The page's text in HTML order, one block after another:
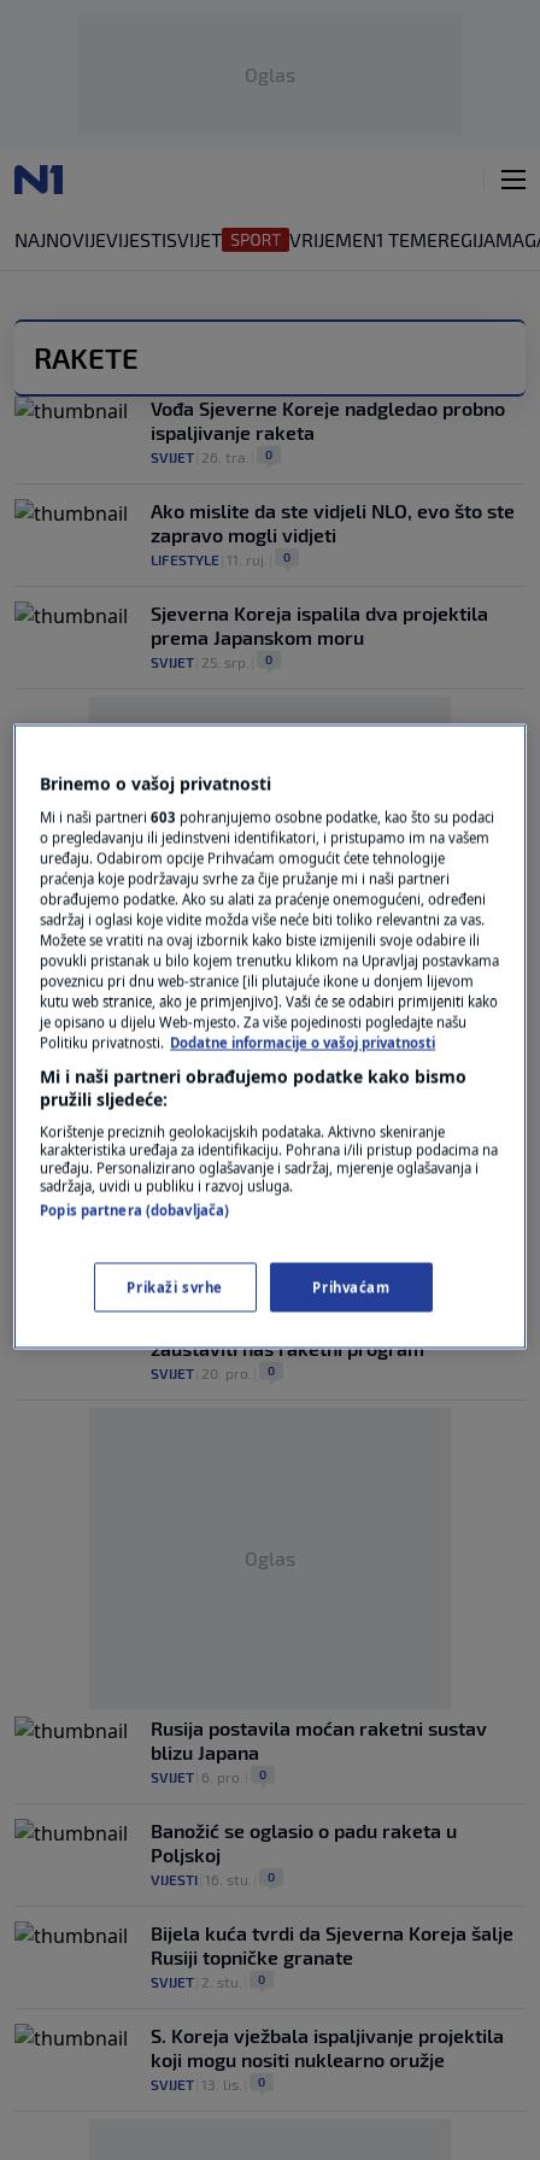
Oglas
NAJNOVIJEVIJESTISVIJET VRIJEMEN1 TEMEREGIJA
RAKETE
Vođa Sjeverne Koreje nadgledao probno
ispaljivanje raketa
SVIJET 26. tra. 0
Ako mislite da ste vidjeli NLO, evo što ste
zapravo mogli vidjeti
LIFESTYLE 11. ruj. 0
Sjeverna Koreja ispalila dva projektila
prema Japanskom moru
SVIJET 25. srp. 0
Oglas
Kinezi šalju ljude na Mjesec, na prvu
misiju ići će s dvije rakete
MAGAZIN 12. srp.
Britanija prva šalje Ukrajini rakete dugog
dometa
SVIJET|11. svi.| 0
Južna Koreja digla borbene zrakoplove i
| 0
zaustaviti naš raketni program
SVIJET 20. pro. 0
Oglas
Rusija postavila moćan raketni sustav
blizu Japana
SVIJET 6. pro. 0
Banožić se oglasio o padu raketa u
Poljskoj
VIJESTI 16. stu. 0
Bijela kuća tvrdi da Sjeverna Koreja šalje
Rusiji topničke granate
SVIJET 2. stu. 0
S. Koreja vježbala ispaljivanje projektila
koji mogu nositi nuklearno oružje
SVIJET 13. lis. 0
Brinemo o vašoj privatnosti
Mi i naši partneri603 pohranjujemo osobne podatke, kao što su podaci
o pregledavanju ili jedinstveni identifikatori, i pristupamo im na vašem
uređaju. Odabirom opcije Prihvaćam omogućit ćete tehnologije
praćenja koje podržavaju svrhe za čije pružanje mi i naši partneri
obrađujemo podatke. Ako su alati za praćenje onemogućeni, određeni
sadržaj i oglasi koje vidite možda više neće biti toliko relevantni za vas.
Možete se vratiti na ovaj izbornik kako biste izmijenili svoje odabire ili
povukli pristanak u bilo kojem trenutku klikom na Upravljaj postavkama
poveznicu pri dnu web-stranice [ili plutajuće ikone u donjem lijevom
kutu web stranice, ako je primjenjivo]. Vaši će se odabiri primijeniti kako
je opisano u dijelu Web-mjesto. Za više pojedinosti pogledajte našu
Politiku privatnosti. Dodatne informacije o vašoj privatnosti
Mi i naši partneri obrađujemo podatke kako bismo
pružili sljedeće:
Korištenje preciznih geolokacijskih podataka. Aktivno skeniranje
karakteristika uređaja za identifikaciju. Pohrana i/ili pristup podacima na
uređaju. Personalizirano oglašavanje i sadržaj, mjerenje oglašavanja i
sadržaja, uvidi u publiku i razvoj usluga.
Popis partnera (dobavljača)
Prikaži svrhe Prihvaćam